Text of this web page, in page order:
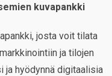
kuvapankki
josta voit tilata
ja tilojen
ja hyödynnä digitaalisia